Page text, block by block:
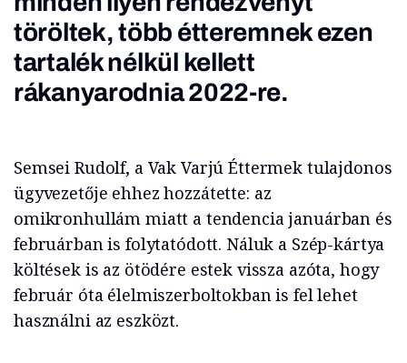
töröltek, több étteremnek ezen
tartalék nélkül kellett
rákanyarodnia 2022-re.
Semsei Rudolf, a Vak Varjú Éttermek tulajdonos
ügyvezetője ehhez hozzátette: az
omikronhullám miatt a tendencia januárban és
februárban is folytatódott. Náluk a Szép-kártya
költések is az ötödére estek vissza azóta, hogy
február óta élelmiszerboltokban is fel lehet
használni az eszközt.